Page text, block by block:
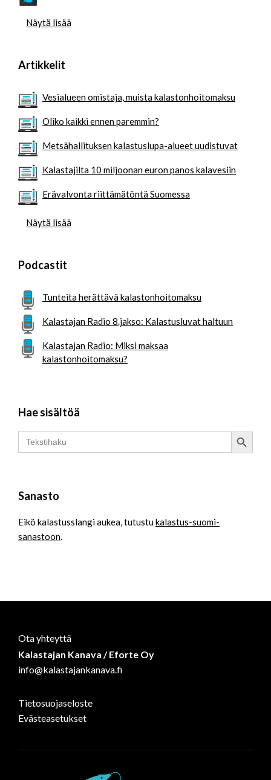
Näytä lisää
Artikkelit
Vesialueen omistaja, muista kalastonhoitomaksu
Oliko kaikki ennen paremmin?
Metsähallituksen kalastuslupa-alueet uudistuvat
Kalastajilta 10 miljoonan euron panos kalavesiin
Erävalvonta riittämätöntä Suomessa
Näytä lisää
Podcastit
Tunteita herättävä kalastonhoitomaksu
Kalastajan Radio 8.jakso: Kalastusluvat haltuun
Kalastajan Radio: Miksi maksaa
kalastonhoitomaksu?
Hae sisältöä
Search
for:
Search Button
Sanasto
Eikö kalastusslangi aukea, tutustukalastus-suomi-
sanastoon.
Ota yhteyttä
Kalastajan Kanava / Eforte Oy
info@kalastajankanava.fi
Tietosuojaseloste
Evästeasetukset